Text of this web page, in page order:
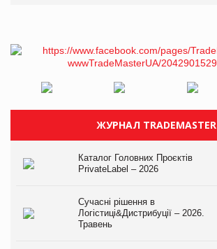
ЖУРНАЛ TRADEMASTER
Каталог Головних Проєктів
PrivateLabel – 2026
Сучасні рішення в
Логістиці&Дистрибуції – 2026.
Травень